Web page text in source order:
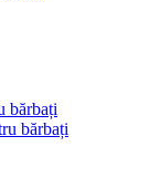
bărbați
bărbați